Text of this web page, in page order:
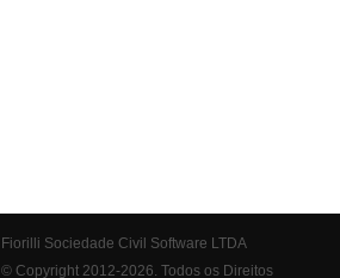
Fiorilli Sociedade Civil Software LTDA
© Copyright 2012-2026. Todos os Direitos